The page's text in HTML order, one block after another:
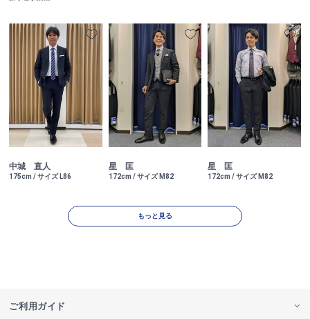
中城 直人
175cm / サイズ L86
星 匡
172cm / サイズ M82
星 匡
172cm / サイズ M82
もっと見る
ご利用ガイド